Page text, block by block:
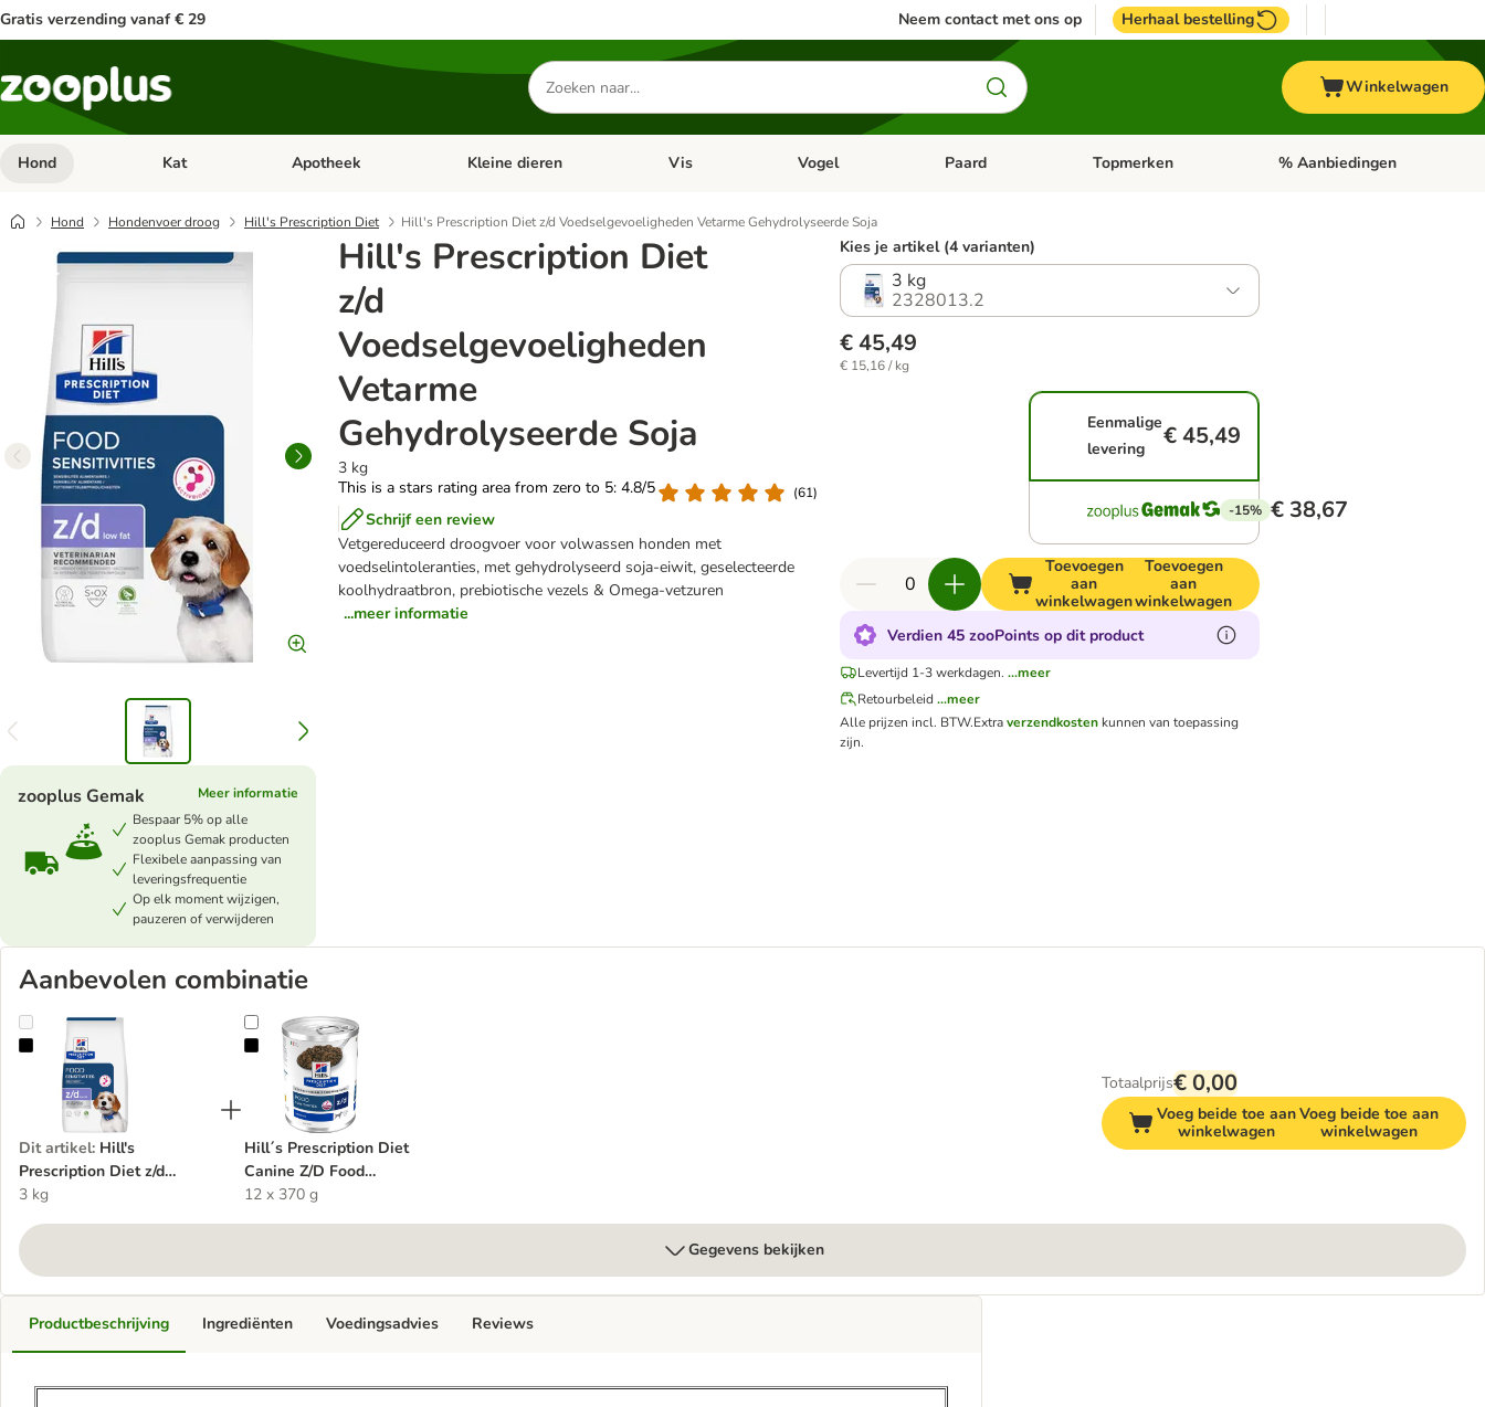
Gratis verzending vanaf € 29 Neem contact met ons op Herhaal bestelling
Zoeken
naar
producten
Winkelwagen
Hond Open categorie menu: Hond
Kat Open categorie menu: Kat
Apotheek Open categorie menu: Apotheek
Kleine dieren Open categorie menu: Kleine dieren
Vis Open categorie menu: Vis
Vogel Open categorie menu: Vogel
Paard Open categorie menu: Paard
Topmerken Open categorie menu:
% Aanbiedingen
Hond Hondenvoer droog Hill's Prescription Diet Hill's Prescription Diet z/d Voedselgevoeligheden Vetarme Gehydrolyseerde Soja
Hill's Prescription Diet
z/d
Voedselgevoeligheden
Vetarme
Gehydrolyseerde Soja
3 kg
This is a stars rating area from zero to 5: 4.8/5
(61)
Schrijf een review
Vetgereduceerd droogvoer voor volwassen honden met
voedselintoleranties, met gehydrolyseerd soja-eiwit, geselecteerde
koolhydraatbron, prebiotische vezels & Omega-vetzuren
...meer informatie
zooplus Gemak
Meer informatie
Bespaar 5% op alle
zooplus Gemak producten
Flexibele aanpassing van
leveringsfrequentie
Op elk moment wijzigen,
pauzeren of verwijderen
Kies je artikel (4 varianten)
3 kg
2328013.2
€ 45,49
€ 15,16 / kg
Eenmalige
levering
€ 45,49
-15% € 38,67
Toevoegen
aan
winkelwagen
Toevoegen
aan
winkelwagen
Verdien 45 zooPoints op dit product
Levertijd 1-3 werkdagen. ...meer
Retourbeleid ...meer
Alle prijzen incl. BTW.Extraverzendkosten kunnen van toepassing
zijn.
Aanbevolen combinatie
Hill's Prescription Diet z/d Voedselgevoeligheden Vetarme Gehydrolyseerde Soja
Dit artikel: Hill's
Prescription Diet z/d
Voedselgevoeligheden
Soja
3 kg
Hill´s Prescription Diet Canine Z/D Food Sensitivities Hondenvoer Original
Hill´s Prescription Diet
Canine Z/D Food
Sensitivities Hondenvoer
12 x 370 g
Totaalprijs€ 0,00
Voeg beide toe aan
winkelwagen
Voeg beide toe aan
winkelwagen
Gegevens bekijken
Productbeschrijving Ingrediënten Voedingsadvies Reviews